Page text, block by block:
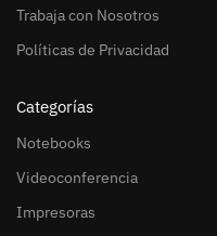
Trabaja con Nosotros
Políticas de Privacidad
Categorías
Notebooks
Videoconferencia
Impresoras